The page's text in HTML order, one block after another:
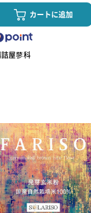
カートに追加
詰屋蓼科